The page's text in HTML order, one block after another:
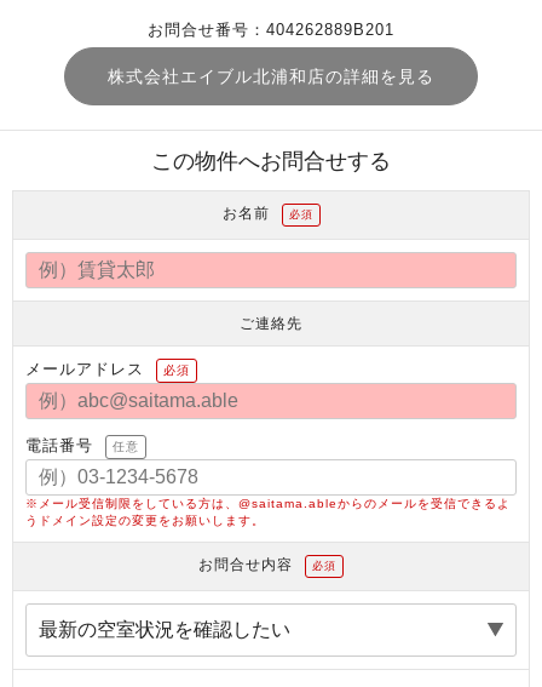
お問合せ番号：404262889B201
株式会社エイブル北浦和店の詳細を見る
この物件へお問合せする
お名前 必須
ご連絡先
メールアドレス 必須
電話番号 任意
※メール受信制限をしている方は、@saitama.ableからのメールを受信できるよ
うドメイン設定の変更をお願いします。
お問合せ内容 必須